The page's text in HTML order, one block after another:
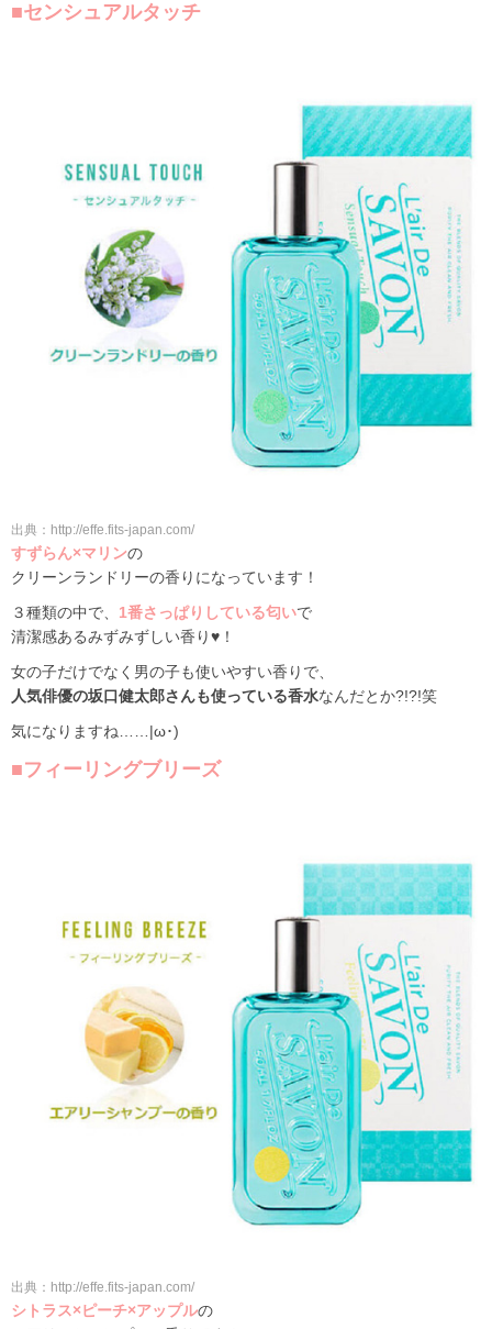
■センシュアルタッチ
出典：http://effe.fits-japan.com/
すずらん×マリンの
クリーンランドリーの香りになっています！
３種類の中で、 1番さっぱりしている匂いで
清潔感あるみずみずしい香り♥！
女の子だけでなく男の子も使いやすい香りで、
人気俳優の坂口健太郎さんも使っている香水なんだとか?!?!笑
気になりますね……|ω･)
■フィーリングブリーズ
出典：http://effe.fits-japan.com/
シトラス×ピーチ×アップルの